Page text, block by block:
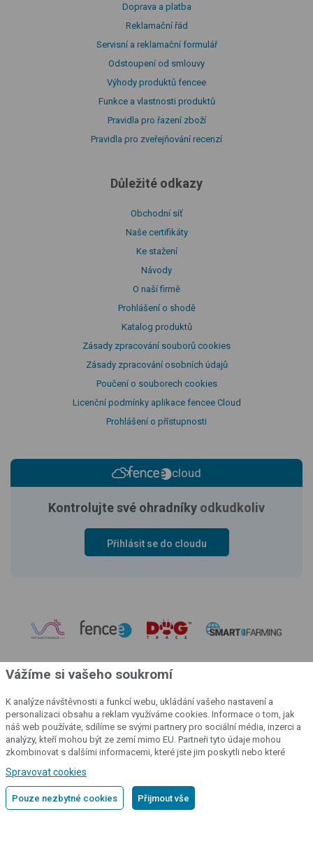
Doprava a platba
Reklamační řád
Servisní a reklamační formulář
Odstoupení od smlouvy
Výhody produktů fencee
Funkce a vlastnosti produktů
Pravidla pro řazení zboží
Pravidla pro zveřejňování recenzí
Důležité odkazy
Obchodní síť
Naše certifikáty
Ke stažení
Návody
O naší firmě
Prohlášení o shodě
Katalog produktů
Zásady zpracování souborů cookies
Zásady zpracování osobních údajů
Poučení o souborech cookies
Licenční podmínky aplikace fencee Cloud
Prohlášení o přístupnosti
cloud
Kontrolujte své ohradníky odkudkoliv
Přihlásit se do cloudu
© 2004 - 2026 VNT electronics s.r.o., všechna práva vyhrazena
Grafický návrhKošnarDesign.cza redakční systém
Vážíme si vašeho soukromí
K analýze návštěvnosti a funkcí webu, ukládání vašeho nastavení a
personalizaci obsahu a reklam využíváme cookies. Informace o tom, jak
náš web používáte, sdílíme se svými partnery pro sociální média, inzerci a
analýzy, kteří mohou být ze zemí mimo EU. Partneři tyto údaje mohou
zkombinovat s dalšími informacemi, které jste jim poskytli nebo které
Spravovat cookies
Pouze nezbytné cookies Přijmout vše